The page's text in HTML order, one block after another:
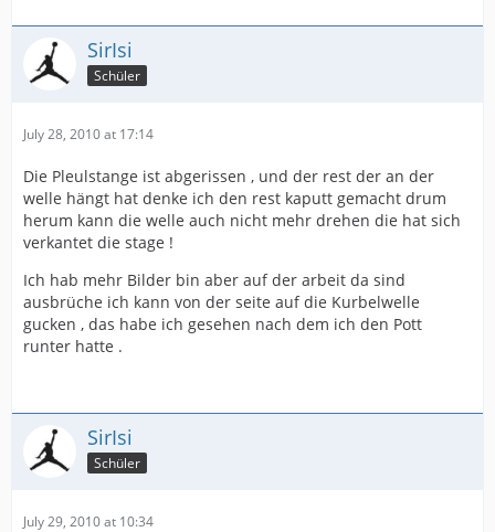
SirIsi
Schüler
July 28, 2010 at 17:14
Die Pleulstange ist abgerissen , und der rest der an der
welle hängt hat denke ich den rest kaputt gemacht drum
herum kann die welle auch nicht mehr drehen die hat sich
verkantet die stage !
Ich hab mehr Bilder bin aber auf der arbeit da sind
ausbrüche ich kann von der seite auf die Kurbelwelle
gucken , das habe ich gesehen nach dem ich den Pott
runter hatte .
SirIsi
Schüler
July 29, 2010 at 10:34